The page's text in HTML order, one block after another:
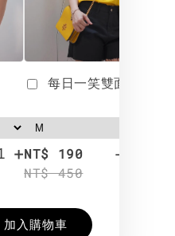
+
每日一笑雙面T
NT$ 190
NT$ 450
-
加入購物車